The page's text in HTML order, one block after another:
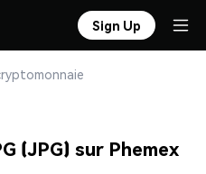
Sign Up
(JPG) sur Phemex